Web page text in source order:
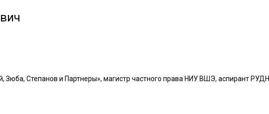
Зюба, Степанов и Партнеры», магистр частного права НИУ ВШЭ, аспирант РУДН